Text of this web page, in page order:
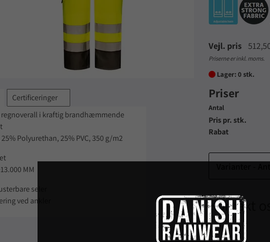
Certificeringer
regnoverall i kraftig brandhæmmende
Polyurethan, 25% PVC, 350 g/m2
MM
seler
ved ankler
Vejl. pris
Priserne er inkl. moms.
 Lager: 0 stk.
Priser
Antal
Pris pr. stk.
Rabat
Kontakt